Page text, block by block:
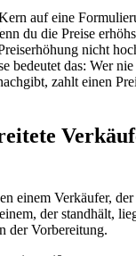
auf eine
du die Preise
nicht
bedeutet das: Wer
zahlt einen
einem Verkäufer, der
der standhält,
der Vorbereitung.